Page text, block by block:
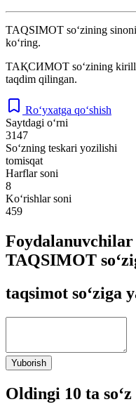
TAQSIMOT so‘zining
ko‘ring.
ТАҚСИМОТ so‘zining
taqdim qilingan.
Ro‘yxatga qo‘shish
Saytdagi o‘rni
3147
So‘zning teskari yozilishi
tomisqat
Harflar soni
8
Ko‘rishlar soni
459
TAQSIMOT
taqsimot so‘ziga
Yuborish
Oldingi 10 ta so‘z